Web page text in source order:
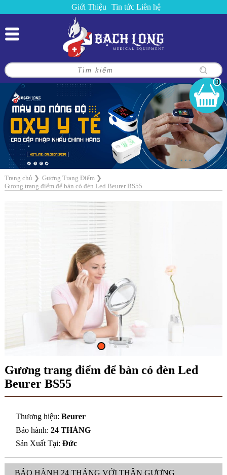
Giới Thiệu Tin tức Liên hệ
0
Trang chủ ❯ Gương Trang Điểm❯
Gương trang điểm để bàn có đèn Led Beurer BS55
Gương trang điểm để bàn có đèn Led
Beurer BS55